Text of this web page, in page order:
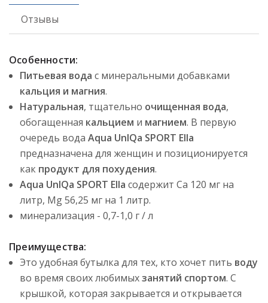
Отзывы
Особенности:
Питьевая вода с минеральными добавками
кальция и магния.
Натуральная, тщательно очищенная вода,
обогащенная кальцием и магнием. В первую
очередь вода Aqua UnIQa SPORT Ella
предназначена для женщин и позиционируется
как продукт для похудения.
Aqua UnIQa SPORT Ella содержит Ca 120 мг на
литр, Mg 56,25 мг на 1 литр.
минерализация - 0,7-1,0 г / л
Преимущества:
Это удобная бутылка для тех, кто хочет пить воду
во время своих любимыхзанятий спортом. С
крышкой, которая закрывается и открывается